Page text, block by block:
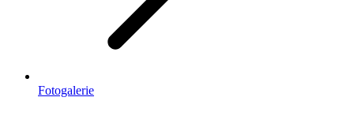
Fotogalerie